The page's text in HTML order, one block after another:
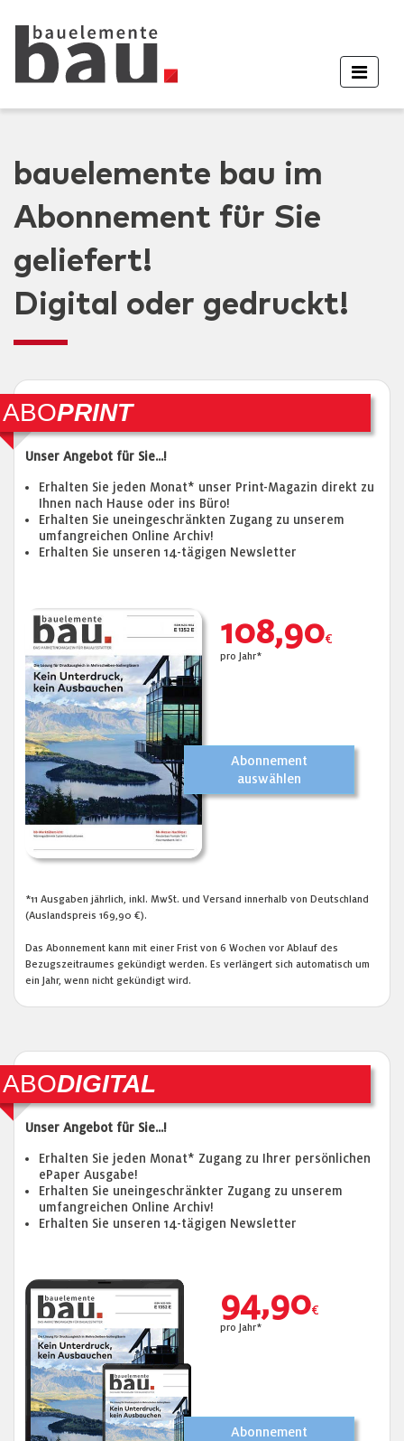
bauelemente bau im
Abonnement für Sie
geliefert!
Digital oder gedruckt!
ABOPRINT
Unser Angebot für Sie...!
Erhalten Sie jeden Monat* unser Print-Magazin direkt zu
Ihnen nach Hause oder ins Büro!
Erhalten Sie uneingeschränkten Zugang zu unserem
umfangreichen Online Archiv!
Erhalten Sie unseren 14-tägigen Newsletter
108,90€
pro Jahr*
Abonnement
auswählen
*11 Ausgaben jährlich, inkl. MwSt. und Versand innerhalb von Deutschland
(Auslandspreis 169,90 €).
Das Abonnement kann mit einer Frist von 6 Wochen vor Ablauf des
Bezugszeitraumes gekündigt werden. Es verlängert sich automatisch um
ein Jahr, wenn nicht gekündigt wird.
ABODIGITAL
Unser Angebot für Sie...!
Erhalten Sie jeden Monat* Zugang zu Ihrer persönlichen
ePaper Ausgabe!
Erhalten Sie uneingeschränkter Zugang zu unserem
umfangreichen Online Archiv!
Erhalten Sie unseren 14-tägigen Newsletter
94,90€
pro Jahr*
Abonnement